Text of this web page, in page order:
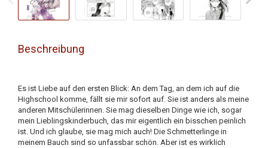
Beschreibung
Es ist Liebe auf den ersten Blick: An dem Tag, an dem ich auf die
Highschool komme, fällt sie mir sofort auf. Sie ist anders als meine
anderen Mitschülerinnen. Sie mag dieselben Dinge wie ich, sogar
mein Lieblingskinderbuch, das mir eigentlich ein bisschen peinlich
ist. Und ich glaube, sie mag mich auch! Die Schmetterlinge in
meinem Bauch sind so unfassbar schön. Aber ist es wirklich